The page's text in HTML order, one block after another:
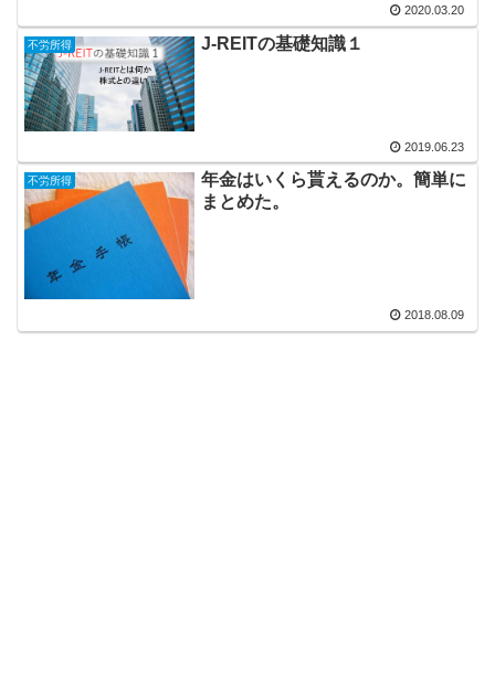
2020.03.20
不労所得 J-REITの基礎知識１
2019.06.23
不労所得
年金はいくら貰えるのか。簡単に
まとめた。
2018.08.09